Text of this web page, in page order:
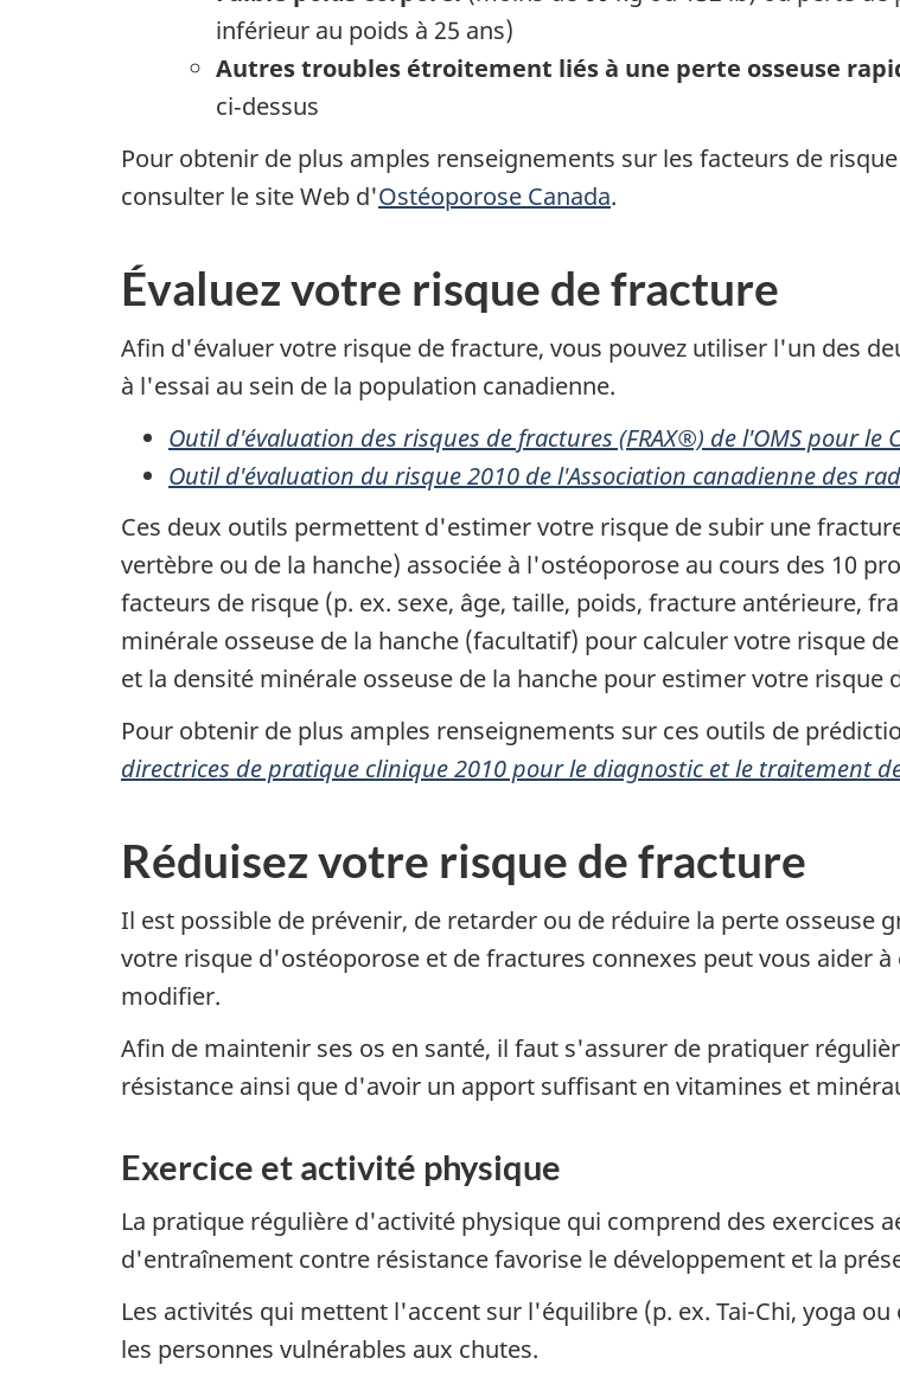
inférieur au poids à 25 ans)
Autres troubles étroitement liés à une perte osseuse
ci‑dessus
Pour obtenir de plus amples renseignements sur les facteurs de
consulter le site Web d'Ostéoporose Canada.
Évaluez votre risque de fracture
Afin d'évaluer votre risque de fracture, vous pouvez utiliser l'un des
à l'essai au sein de la population canadienne.
Outil d'évaluation des risques de fractures (FRAX®) de l'OMS pour le
Outil d'évaluation du risque 2010 de l'Association canadienne des
Ces deux outils permettent d'estimer votre risque de subir une
vertèbre ou de la hanche) associée à l'ostéoporose au cours des 10
facteurs de risque (p. ex. sexe, âge, taille, poids, fracture antérieure,
minérale osseuse de la hanche (facultatif) pour calculer votre risque
et la densité minérale osseuse de la hanche pour estimer votre risque
Pour obtenir de plus amples renseignements sur ces outils de
directrices de pratique clinique 2010 pour le diagnostic et le traitement
Réduisez votre risque de fracture
Il est possible de prévenir, de retarder ou de réduire la perte osseuse
votre risque d'ostéoporose et de fractures connexes peut vous aider
modifier.
Afin de maintenir ses os en santé, il faut s'assurer de pratiquer
résistance ainsi que d'avoir un apport suffisant en vitamines et
Exercice et activité physique
La pratique régulière d'activité physique qui comprend des exercices
d'entraînement contre résistance favorise le développement et la
Les activités qui mettent l'accent sur l'équilibre (p. ex. Tai-Chi, yoga
les personnes vulnérables aux chutes.